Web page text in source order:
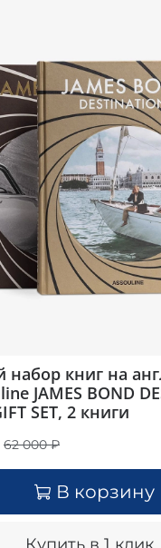
книг на
JAMES BOND
SET, 2 книги
62 000 ₽
В корзину